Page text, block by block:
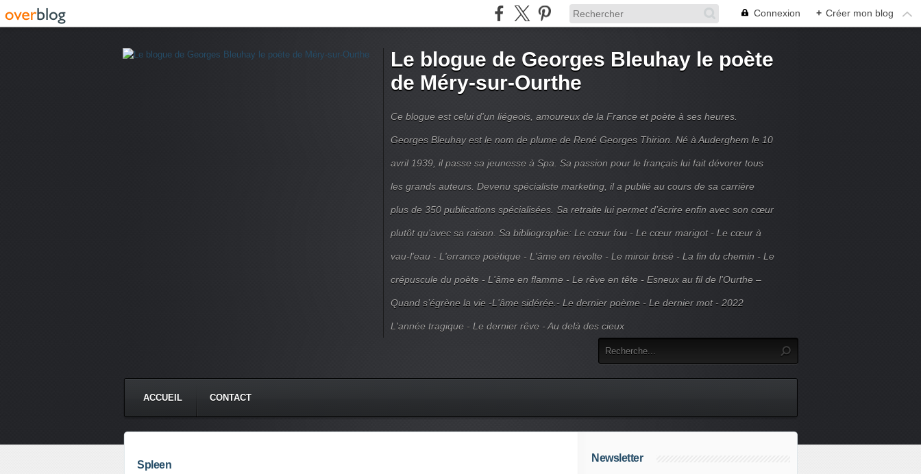
Connexion + Créer mon blog
Le blogue de Georges Bleuhay le poète
de Méry-sur-Ourthe
Ce blogue est celui d'un liégeois, amoureux de la France et poète à ses heures.
Georges Bleuhay est le nom de plume de René Georges Thirion. Né à Auderghem le 10
avril 1939, il passe sa jeunesse à Spa. Sa passion pour le français lui fait dévorer tous
les grands auteurs. Devenu spécialiste marketing, il a publié au cours de sa carrière
plus de 350 publications spécialisées. Sa retraite lui permet d’écrire enfin avec son cœur
plutôt qu'avec sa raison. Sa bibliographie: Le cœur fou - Le cœur marigot - Le cœur à
vau-l'eau - L'errance poétique - L'âme en révolte - Le miroir brisé - La fin du chemin - Le
crépuscule du poète - L'âme en flamme - Le rêve en tête - Esneux au fil de l'Ourthe –
Quand s’égrène la vie -L'âme sidérée.- Le dernier poème - Le dernier mot - 2022
L'année tragique - Le dernier rêve - Au delà des cieux
ACCUEIL CONTACT
Spleen
Newsletter